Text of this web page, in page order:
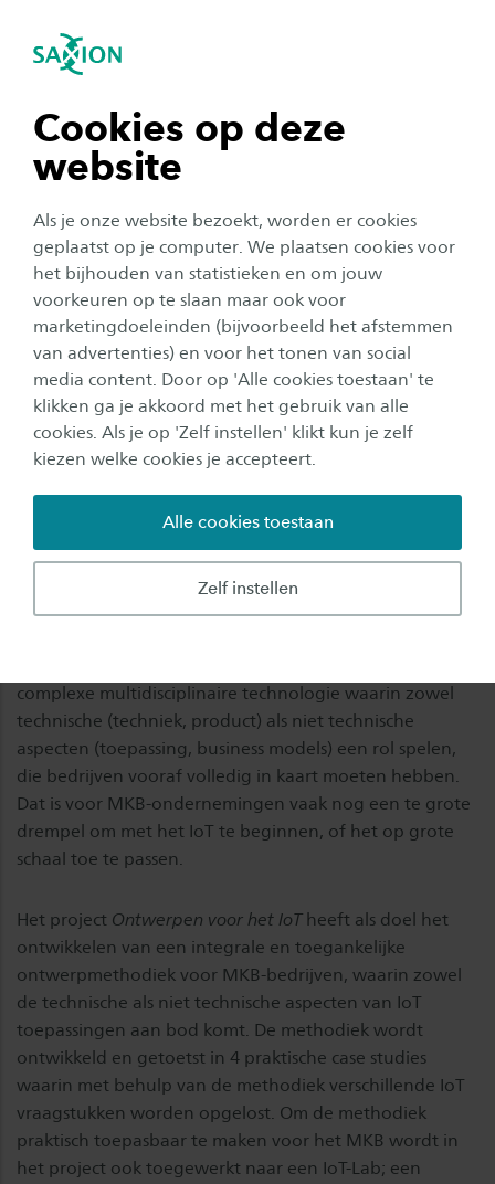
Cookies op deze
website
Als je onze website bezoekt, worden er cookies
geplaatst op je computer. We plaatsen cookies voor
het bijhouden van statistieken en om jouw
voorkeuren op te slaan maar ook voor
marketingdoeleinden (bijvoorbeeld het afstemmen
van advertenties) en voor het tonen van social
media content. Door op 'Alle cookies toestaan' te
klikken ga je akkoord met het gebruik van alle
cookies. Als je op 'Zelf instellen' klikt kun je zelf
kiezen welke cookies je accepteert.
Zelf instellen
Alle cookies toestaan
Navigatie openen
tonen
tonen
tonen
tonen
sluiten
Home Onderzoek
Ontwerpen voor het Internet
of Things (IoT)
Het IoT (Internet of Things), waarin allerlei
soorten apparaten zijn verbonden met het
internet, wordt voor steeds meer bedrijven een
onmisbaar onderdeel van de digitalisering. IoT
toepassingen verzamelen data. Op basis van
deze data worden processen geoptimaliseerd,
bijvoorbeeld door een seintje te geven nog
voordat een machine-onderdeel kapot gaat.
Data kan ook worden gebruikt om het leven
complexe multidisciplinaire technologie waarin zowel
technische (techniek, product) als niet technische
aspecten (toepassing, business models) een rol spelen,
die bedrijven vooraf volledig in kaart moeten hebben.
Dat is voor MKB-ondernemingen vaak nog een te grote
drempel om met het IoT te beginnen, of het op grote
schaal toe te passen.
Het project Ontwerpen voor het IoTheeft als doel het
ontwikkelen van een integrale en toegankelijke
ontwerpmethodiek voor MKB-bedrijven, waarin zowel
de technische als niet technische aspecten van IoT
toepassingen aan bod komt. De methodiek wordt
ontwikkeld en getoetst in 4 praktische case studies
waarin met behulp van de methodiek verschillende IoT
vraagstukken worden opgelost. Om de methodiek
praktisch toepasbaar te maken voor het MKB wordt in
het project ook toegewerkt naar een IoT-Lab; een